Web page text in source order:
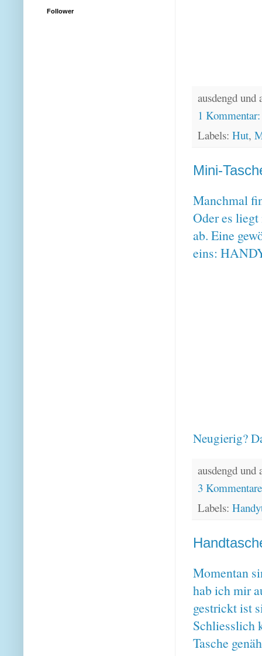
ausdengd
1
Labels: Hut,
Mini-
Manchmal
Oder es
ab. Eine
eins:
Neugierig?
ausdengd
3
Labels:
Momentan
hab ich mir
gestrickt ist
Schliesslich
Tasche
Follower